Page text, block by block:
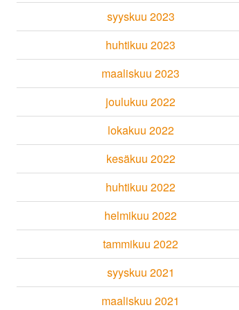
syyskuu 2023
huhtikuu 2023
maaliskuu 2023
joulukuu 2022
lokakuu 2022
kesäkuu 2022
huhtikuu 2022
helmikuu 2022
tammikuu 2022
syyskuu 2021
maaliskuu 2021